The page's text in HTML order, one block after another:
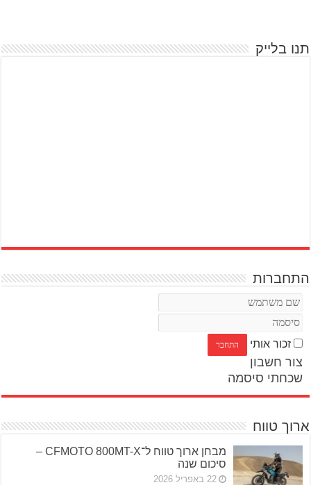
תנו בלייק
התחברות
זכור אותי
צור חשבון
שכחתי סיסמה
ארוך טווח
מבחן ארוך טווח ל־CFMOTO 800MT-X –
סיכום שנה
22 באפריל 2026